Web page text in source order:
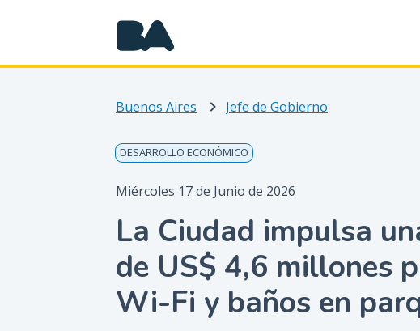
Buenos Aires Jefe de Gobierno
DESARROLLO ECONÓMICO
Miércoles 17 de Junio de 2026
La Ciudad impulsa
de US$ 4,6 millones
Wi-Fi y baños en